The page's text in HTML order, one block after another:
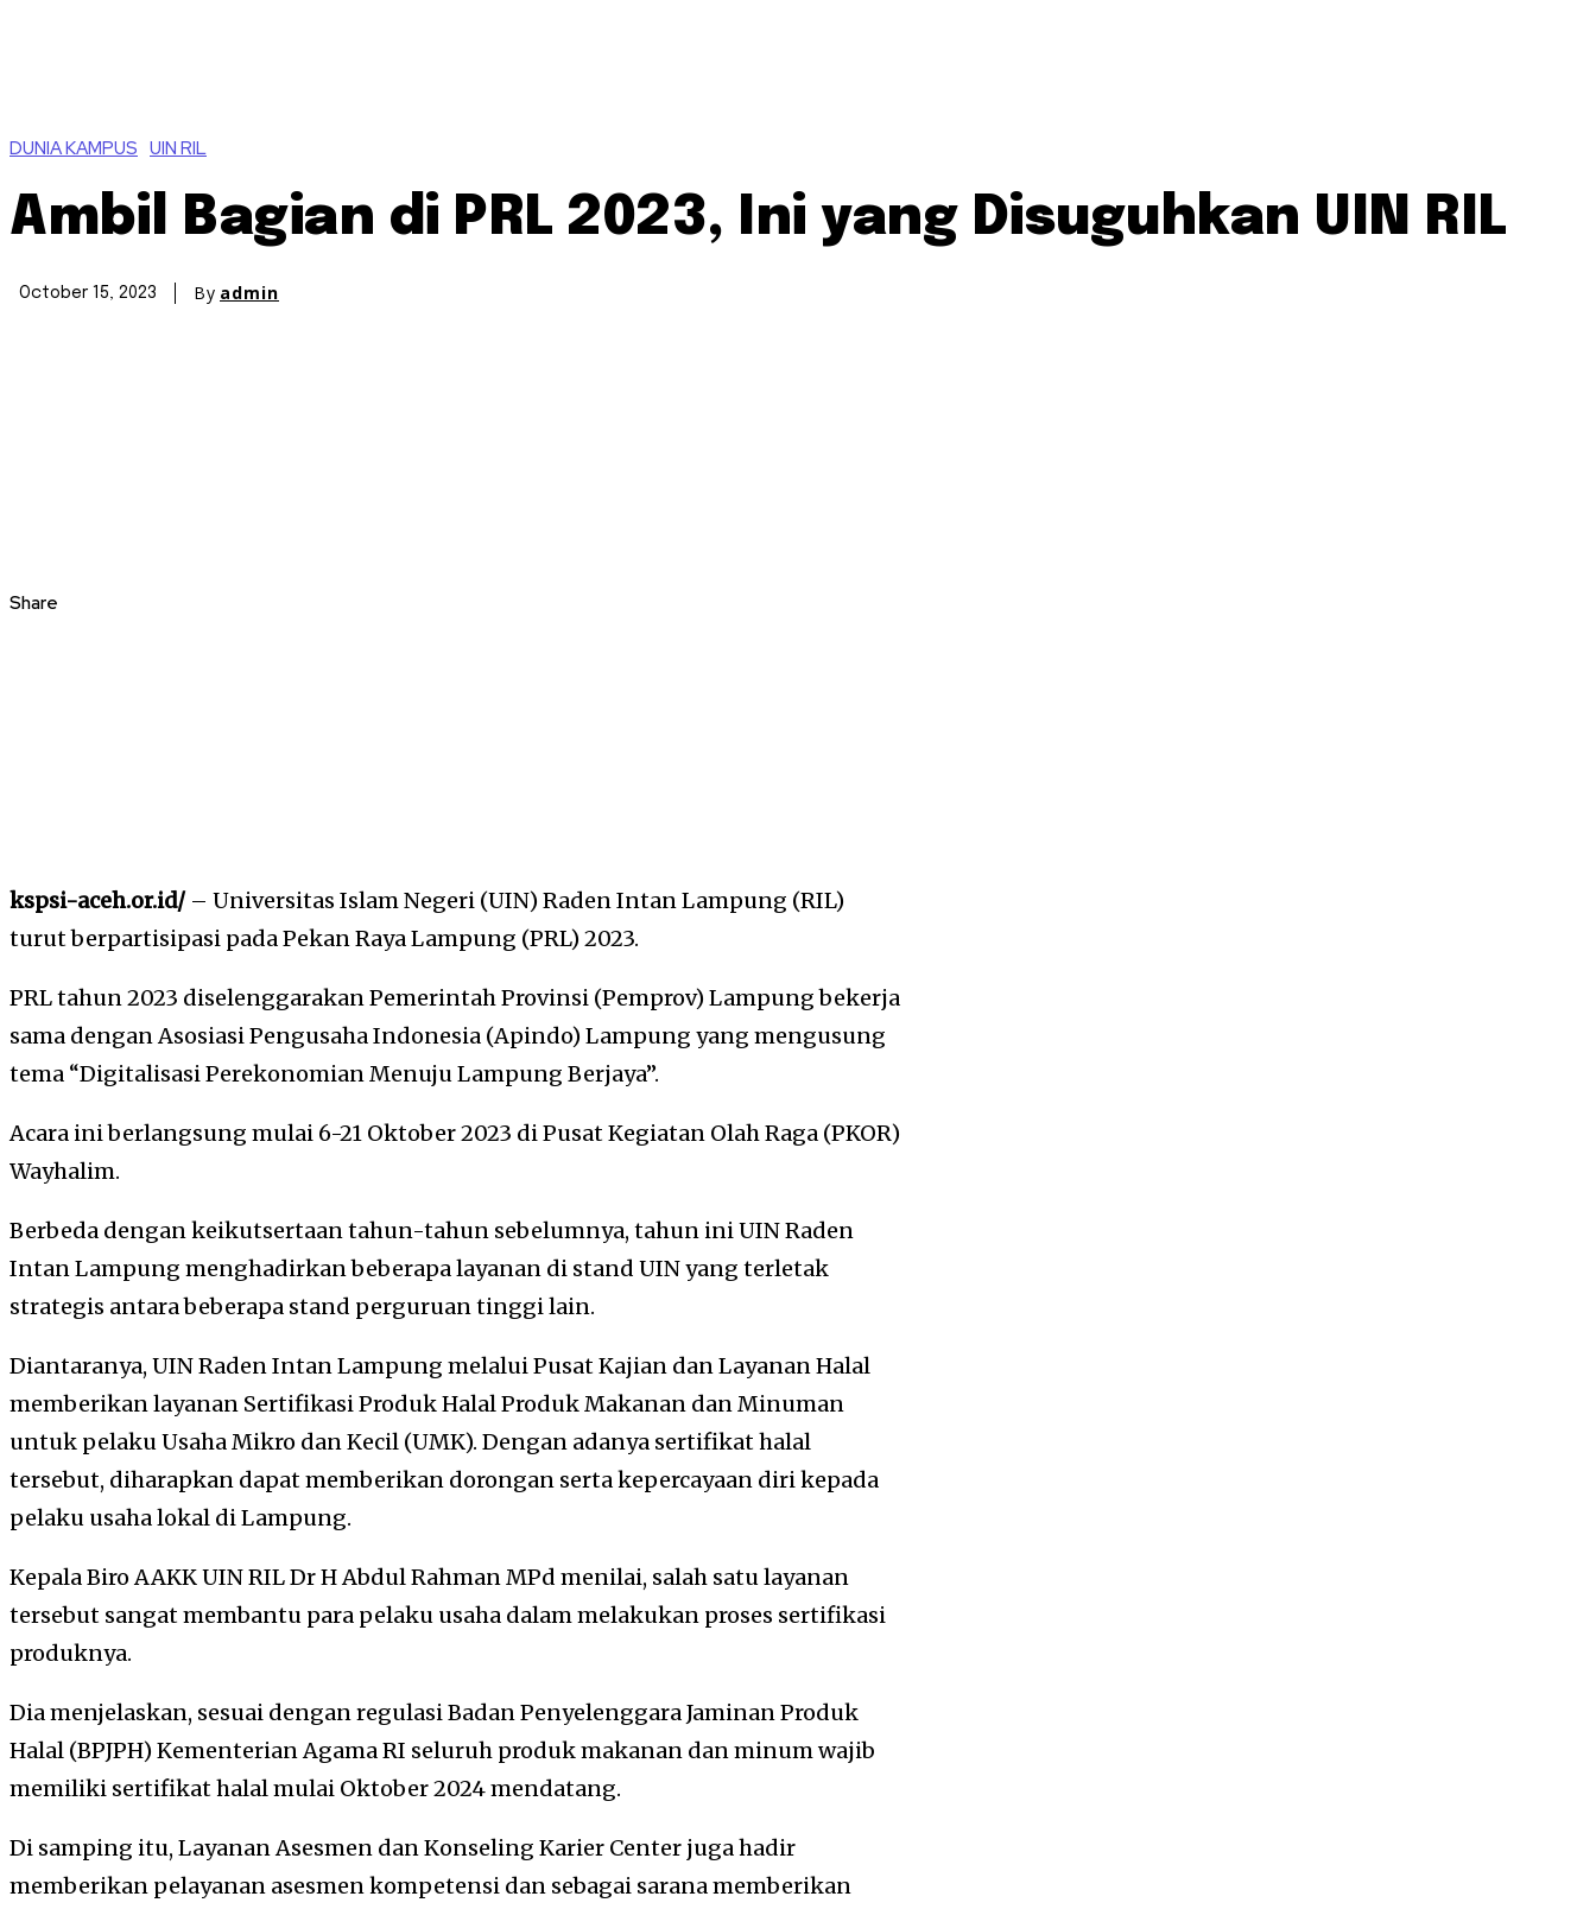
DUNIA KAMPUS UIN RIL
Ambil Bagian di PRL 2023, Ini yang Disuguhkan UIN RIL
October 15, 2023 By admin
Share
kspsi-aceh.or.id/– Universitas Islam Negeri (UIN) Raden Intan Lampung (RIL)
turut berpartisipasi pada Pekan Raya Lampung (PRL) 2023.
PRL tahun 2023 diselenggarakan Pemerintah Provinsi (Pemprov) Lampung bekerja
sama dengan Asosiasi Pengusaha Indonesia (Apindo) Lampung yang mengusung
tema “Digitalisasi Perekonomian Menuju Lampung Berjaya”.
Acara ini berlangsung mulai 6-21 Oktober 2023 di Pusat Kegiatan Olah Raga (PKOR)
Wayhalim.
Berbeda dengan keikutsertaan tahun-tahun sebelumnya, tahun ini UIN Raden
Intan Lampung menghadirkan beberapa layanan di stand UIN yang terletak
strategis antara beberapa stand perguruan tinggi lain.
Diantaranya, UIN Raden Intan Lampung melalui Pusat Kajian dan Layanan Halal
memberikan layanan Sertifikasi Produk Halal Produk Makanan dan Minuman
untuk pelaku Usaha Mikro dan Kecil (UMK). Dengan adanya sertifikat halal
tersebut, diharapkan dapat memberikan dorongan serta kepercayaan diri kepada
pelaku usaha lokal di Lampung.
Kepala Biro AAKK UIN RIL Dr H Abdul Rahman MPd menilai, salah satu layanan
tersebut sangat membantu para pelaku usaha dalam melakukan proses sertifikasi
produknya.
Dia menjelaskan, sesuai dengan regulasi Badan Penyelenggara Jaminan Produk
Halal (BPJPH) Kementerian Agama RI seluruh produk makanan dan minum wajib
memiliki sertifikat halal mulai Oktober 2024 mendatang.
Di samping itu, Layanan Asesmen dan Konseling Karier Center juga hadir
memberikan pelayanan asesmen kompetensi dan sebagai sarana memberikan